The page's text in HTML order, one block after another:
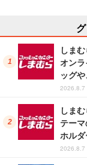
しま
オン
ッグ
2026.8.7
しま
テー
ホル
2026.8.7